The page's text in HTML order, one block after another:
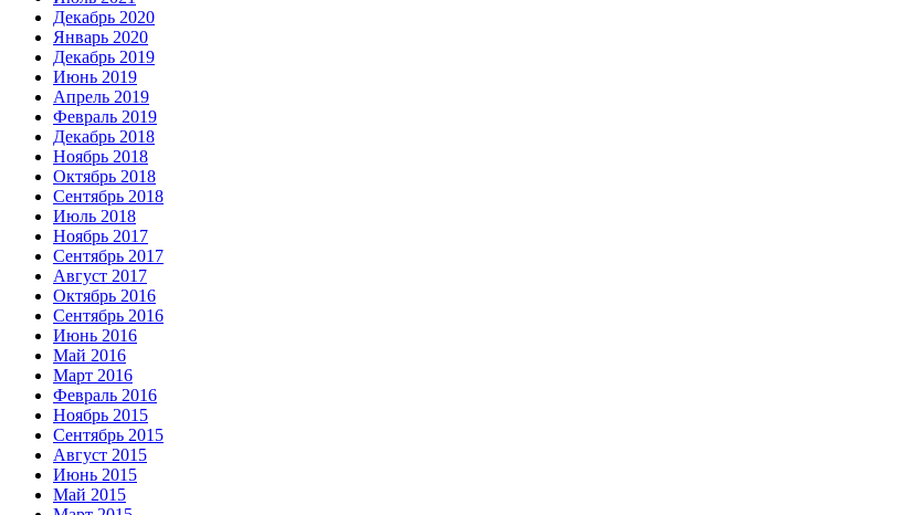
Декабрь 2020
Январь 2020
Декабрь 2019
Июнь 2019
Апрель 2019
Февраль 2019
Декабрь 2018
Ноябрь 2018
Октябрь 2018
Сентябрь 2018
Июль 2018
Ноябрь 2017
Сентябрь 2017
Август 2017
Октябрь 2016
Сентябрь 2016
Июнь 2016
Май 2016
Март 2016
Февраль 2016
Ноябрь 2015
Сентябрь 2015
Август 2015
Июнь 2015
Май 2015